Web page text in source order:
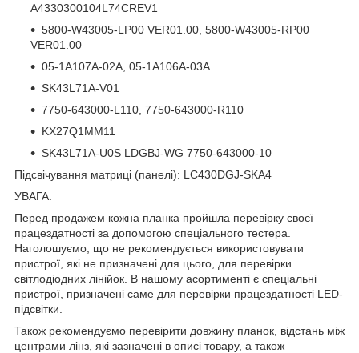
A4330300104L74CREV1
5800-W43005-LP00 VER01.00, 5800-W43005-RP00
VER01.00
05-1A107A-02A, 05-1A106A-03A
SK43L71A-V01
7750-643000-L110, 7750-643000-R110
KX27Q1MM11
SK43L71A-U0S LDGBJ-WG 7750-643000-10
Підсвічування матриці (панелі): LC430DGJ-SKA4
УВАГА:
Перед продажем кожна планка пройшла перевірку своєї
працездатності за допомогою спеціального тестера.
Наголошуємо, що не рекомендується використовувати
пристрої, які не призначені для цього, для перевірки
світлодіодних лінійок. В нашому асортименті є спеціальні
пристрої, призначені саме для перевірки працездатності LED-
підсвітки.
Також рекомендуємо перевірити довжину планок, відстань між
центрами лінз, які зазначені в описі товару, а також